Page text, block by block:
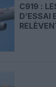
C919 :
D’ESSAI